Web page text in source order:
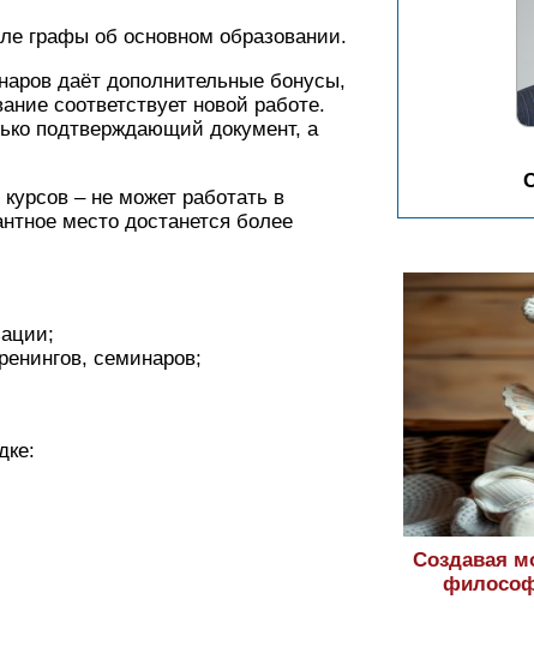
графы об основном образовании.
даёт дополнительные бонусы,
соответствует новой работе.
подтверждающий документ, а
– не может работать в
место достанется более
семинаров;
Создавая